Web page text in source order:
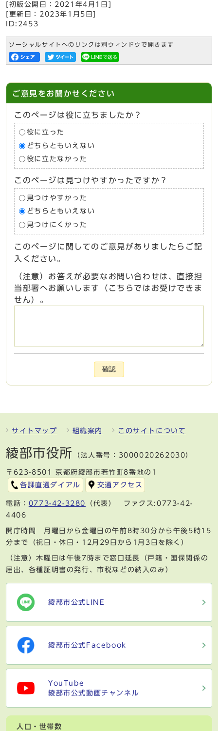
[初版公開日： 2021年4月1日
[更新日： 2023年1月5日
ID:2453
ソーシャルサイトへのリンクは別ウィンドウで開きます
ご意見をお聞かせください
このページは役に立ちましたか？
役に立った
どちらともいえない
役に立たなかった
このページは見つけやすかったですか？
見つけやすかった
どちらともいえない
見つけにくかった
このページに関してのご意見がありましたらご記
入ください。
（注意）お答えが必要なお問い合わせは、直接担
当部署へお願いします（こちらではお受けできま
せん）。
確認
サイトマップ 組織案内 このサイトについて
綾部市役所 （法人番号：3000020262030）
〒623-8501 京都府綾部市若竹町8番地の1
各課直通ダイアル
交通アクセス
電話： 0773-42-3280
（代表） ファクス:0773-42-
4406
開庁時間 月曜日から金曜日の午前8時30分から午後5時15
分まで（祝日・休日・12月29日から1月3日を除く）
（注意）木曜日は午後7時まで窓口延長（戸籍・国保関係の
届出、各種証明書の発行、市税などの納入のみ）
綾部市公式LINE
綾部市公式Facebook
YouTube
綾部市公式動画チャンネル
人口・世帯数